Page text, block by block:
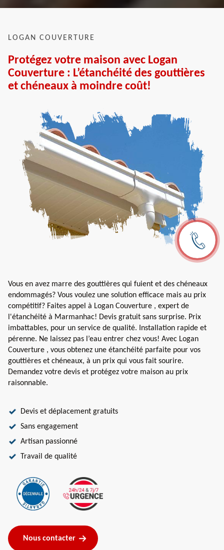
LOGAN COUVERTURE
Protégez votre maison avec Logan
Couverture : L’étanchéité des gouttières
et chéneaux à moindre coût!
Vous en avez marre des gouttières qui fuient et des chéneaux
endommagés? Vous voulez une solution efficace mais au prix
compétitif? Faites appel à Logan Couverture , expert de
l'étanchéité à Marmanhac! Devis gratuit sans surprise. Prix
imbattables, pour un service de qualité. Installation rapide et
pérenne. Ne laissez pas l’eau entrer chez vous! Avec Logan
Couverture , vous obtenez une étanchéité parfaite pour vos
gouttières et chéneaux, à un prix qui vous fait sourire.
Demandez votre devis et protégez votre maison au prix
raisonnable.
Devis et déplacement gratuits
Sans engagement
Artisan passionné
Travail de qualité
Nous contacter